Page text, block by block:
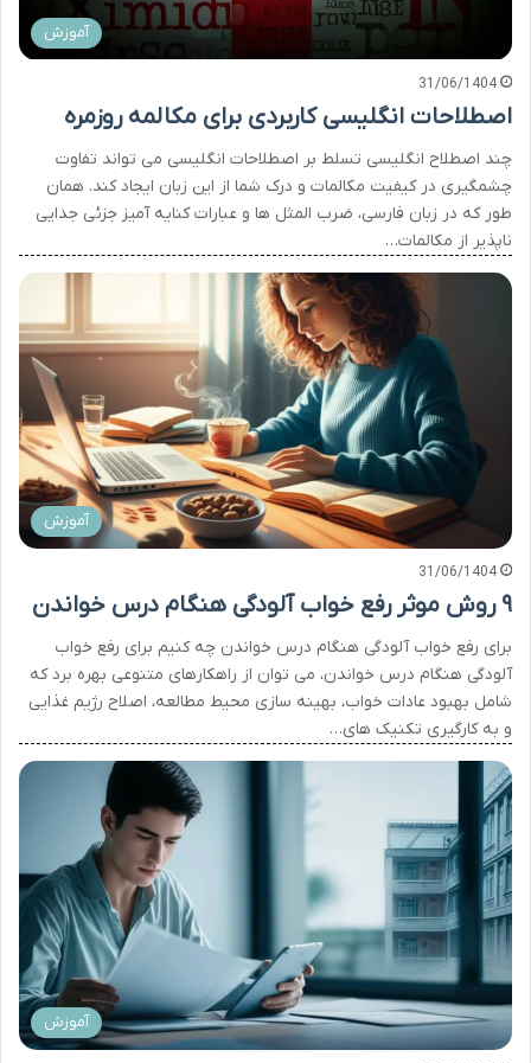
آموزش
31/06/1404
اصطلاحات انگلیسی کاربردی برای مکالمه روزمره
چند اصطلاح انگلیسی تسلط بر اصطلاحات انگلیسی می تواند تفاوت
چشمگیری در کیفیت مکالمات و درک شما از این زبان ایجاد کند. همان
طور که در زبان فارسی، ضرب المثل ها و عبارات کنایه آمیز جزئی جدایی
ناپذیر از مکالمات…
آموزش
31/06/1404
۹ روش موثر رفع خواب آلودگی هنگام درس خواندن
برای رفع خواب آلودگی هنگام درس خواندن چه کنیم برای رفع خواب
آلودگی هنگام درس خواندن، می توان از راهکارهای متنوعی بهره برد که
شامل بهبود عادات خواب، بهینه سازی محیط مطالعه، اصلاح رژیم غذایی
و به کارگیری تکنیک های…
آموزش